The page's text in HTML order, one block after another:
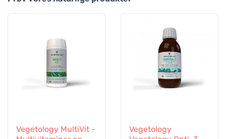
Vegetology MultiVit -
Vegetology